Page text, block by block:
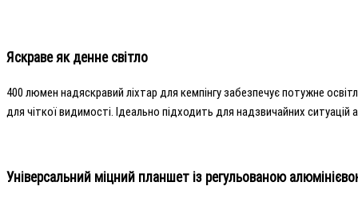
Яскраве як денне світло
400 люмен надяскравий ліхтар для кемпінгу забезпечує потужне
для чіткої видимості. Ідеально підходить для надзвичайних
Універсальний міцний планшет із регульованою